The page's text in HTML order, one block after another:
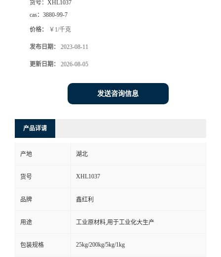
货号： XHL1037
cas： 3880-99-7
价格： ￥1/千克
发布日期： 2023-08-11
更新日期： 2026-08-05
发送咨询信息
产品详请
产地 湖北
货号 XHL1037
品牌 鑫红利
用途 工业原材料,用于工业化大生产
包装规格 25kg/200kg/5kg/1kg